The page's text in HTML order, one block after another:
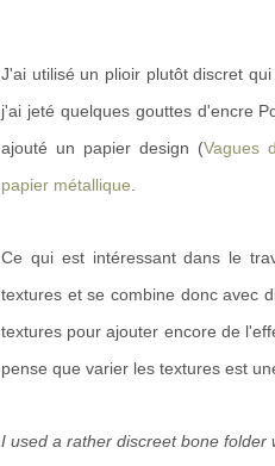
J'ai utilisé un plioir plutôt discret
j'ai jeté quelques gouttes d'encre
ajouté un papier design (Vagues
papier métallique
Ce qui est intéressant dans le
textures et se combine donc avec
textures pour ajouter encore de
pense que varier les textures est
I used a rather discreet bone folder